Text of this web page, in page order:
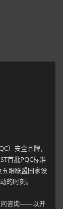
）安全品牌，
首批PQC标准
五眼联盟国家设
的时刻。
问咨询——以开